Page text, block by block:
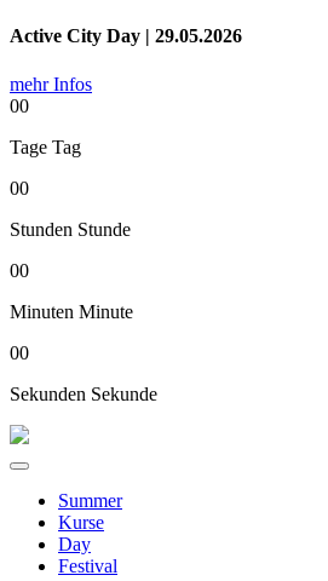
Active City Day | 29.05.2026
mehr Infos
00
Tage Tag
00
Stunden Stunde
00
Minuten Minute
00
Sekunden Sekunde
Summer
Kurse
Day
Festival